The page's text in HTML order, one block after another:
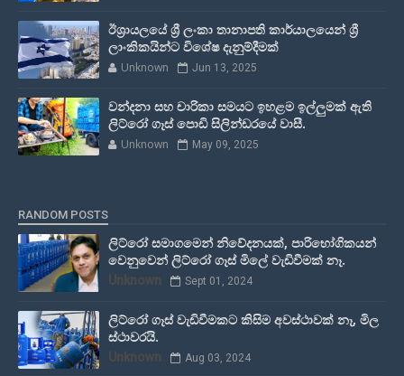
ඊශ්‍රායලයේ ශ්‍රී ලංකා තානාපති කාර්යාලයෙන් ශ්‍රී
ලාංකිකයින්ට විශේෂ දැනුම්දීමක්
Unknown Jun 13, 2025
වන්දනා සහ චාරිකා සමයට ඉහළම ඉල්ලුමක් ඇති
ලිට්රෝ ගෑස් පොඩි සිලින්ඩරයේ වාසී.
Unknown May 09, 2025
RANDOM POSTS
ලිට්රෝ සමාගමෙන් නිවේදනයක්, පාරිභෝගිකයන්
වෙනුවෙන් ලිට්රෝ ගෑස් මිලේ වැඩිවීමක් නෑ.
Unknown Sept 01, 2024
ලිට්රෝ ගෑස් වැඩිවීමකට කිසිම අවස්ථාවක් නෑ, මිල
ස්ථාවරයි.
Unknown Aug 03, 2024